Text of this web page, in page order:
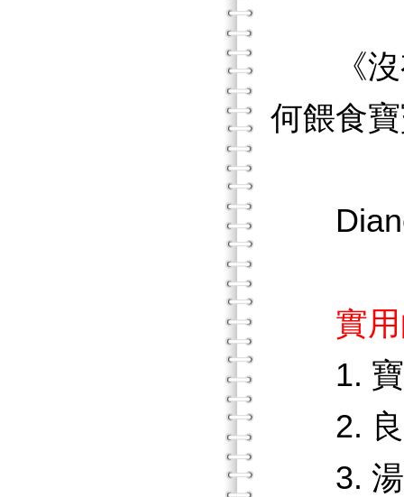
《沒有
何餵食
Diane
實
1. 寶
2. 良好
3. 湯匙